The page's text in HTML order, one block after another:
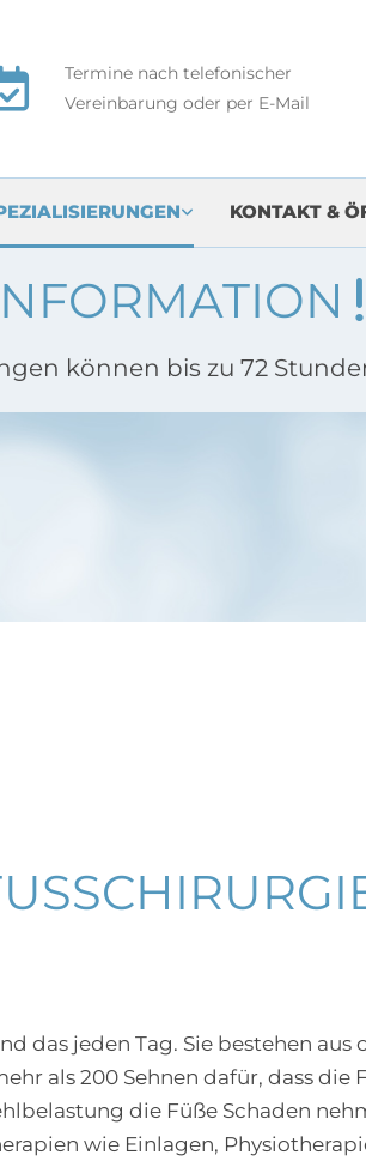
Termine nach telefonischer
Vereinbarung oder per E-Mail
KONTAKT &

können bis zu 72
das jeden Tag. Sie bestehen
als 200 Sehnen dafür, dass die
die Füße Schaden
wie Einlagen,